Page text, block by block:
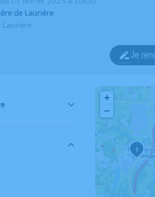
de Laurière
Laurière
Je
1
+
−